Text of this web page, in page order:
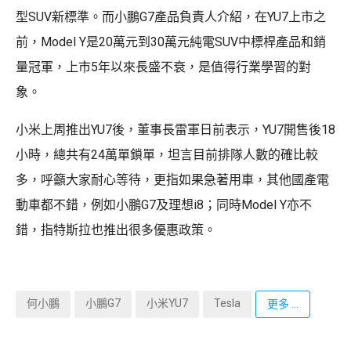
型SUV新標準。而小鵬G7產品負責人介紹，在YU7上市之
前，Model Y是20萬元到30萬元純電SUV中標桿產品和銷
量冠軍，上市5年以來長盛不衰，是值得行業學習的對
象。
小米上周推出YU7後，董事長雷軍日前表示，YU7開售後18
小時，總共有24萬單鎖單，坦言目前排隊人數的確比較
多，呼籲大家耐心等待，更指如果急著用車，其他國產電
動車都不錯，例如小鵬G7及理想i8；同時Model Y亦不
錯，指特斯拉也推出很多優惠政策。
何小鵬 小鵬G7 小米YU7 Tesla 更多 ...